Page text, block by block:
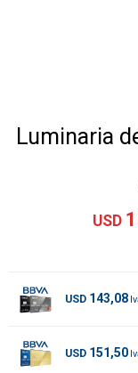
Luminaria
USD
USD 143,08
USD 151,50